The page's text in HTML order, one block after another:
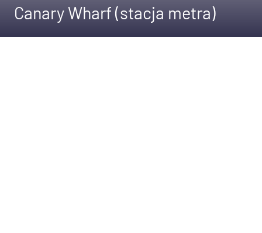
Canary Wharf (stacja metra)